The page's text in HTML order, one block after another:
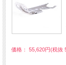
価格： 55,620円(税抜